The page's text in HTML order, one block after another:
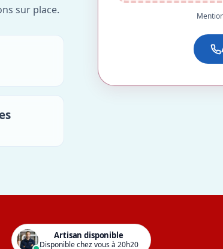
sur place.
Artisan disponible
Disponible chez vous à 20h20